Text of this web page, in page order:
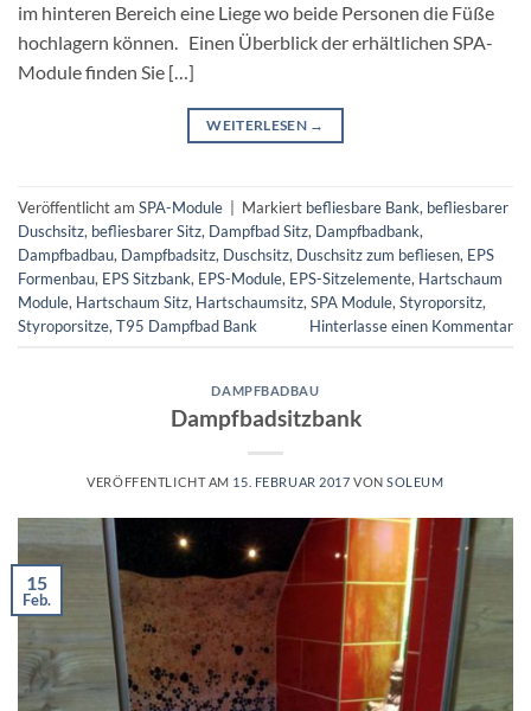
im hinteren Bereich eine Liege wo beide Personen die Füße
hochlagern können. Einen Überblick der erhältlichen SPA-
Module finden Sie […]
WEITERLESEN →
Veröffentlicht am SPA-Module Markiert befliesbare Bank, befliesbarer
Duschsitz, befliesbarer Sitz, Dampfbad Sitz, Dampfbadbank,
Dampfbadbau, Dampfbadsitz, Duschsitz, Duschsitz zum befliesen, EPS
Formenbau, EPS Sitzbank, EPS-Module, EPS-Sitzelemente, Hartschaum
Module, Hartschaum Sitz, Hartschaumsitz, SPA Module, Styroporsitz,
Styroporsitze, T95 Dampfbad Bank Hinterlasse einen Kommentar
DAMPFBADBAU
Dampfbadsitzbank
VERÖFFENTLICHT AM 15. FEBRUAR 2017 VONSOLEUM
15
Feb.